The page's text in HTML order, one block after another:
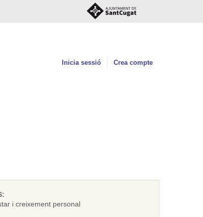
Inicia sessió Crea compte
i creixement personal